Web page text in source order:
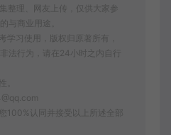
整理、网友上传，仅供大家参
与商业用途。
学习使用，版权归原著所有，
法行为，请在24小时之内自行
。
100%认同并接受以上所述全部